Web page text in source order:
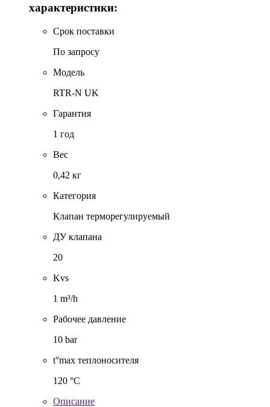
характеристики:
Срок поставки
По запросу
Модель
RTR-N UK
Гарантия
1 год
Вес
0,42 кг
Категория
Клапан терморегулируемый
ДУ клапана
20
Kvs
1 m³/h
Рабочее давление
10 bar
t°max теплоносителя
120 °C
Описание